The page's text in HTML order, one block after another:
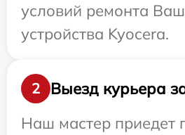
условий ремонта
устройства Kyocera.
2
Выезд курьера
Наш мастер приедет